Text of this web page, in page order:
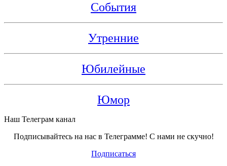
События
Утренние
Юбилейные
Юмор
Наш Телеграм канал
Подписывайтесь на нас в Телеграмме! С нами не скучно!
Подписаться